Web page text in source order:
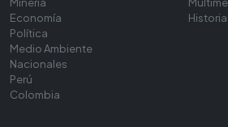
Economía
Política
Medio Ambiente
Nacionales
Perú
Colombia